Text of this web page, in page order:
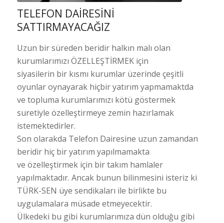
TELEFON DAİRESİNİ
SATTIRMAYACAĞIZ
Uzun bir süreden beridir halkın malı olan
kurumlarımızı ÖZELLEŞTİRMEK için
siyasilerin bir kısmı kurumlar üzerinde çeşitli
oyunlar oynayarak hiçbir yatırım yapmamaktda
ve topluma kurumlarımızı kötü göstermek
suretiyle özelleştirmeye zemin hazırlamak
istemektedirler.
Son olarakda Telefon Dairesine uzun zamandan
beridir hiç bir yatırım yapılmamakta
ve özelleştirmek için bir takım hamlaler
yapılmaktadır. Ancak bunun bilinmesini isteriz ki
TÜRK-SEN üye sendikaları ile birlikte bu
uygulamalara müsade etmeyecektir.
Ülkedeki bu gibi kurumlarımıza dün olduğu gibi